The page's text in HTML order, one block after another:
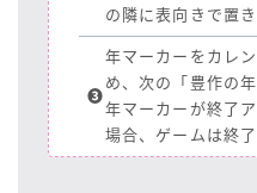
の隣に表向きで置き
❸
年マーカーをカレ
め、次の「豊作の
年マーカーが終了
場合、ゲームは終了